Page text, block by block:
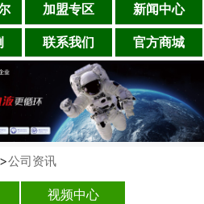
加盟专区 新闻中心
联系我们 官方商城
>公司资讯
视频中心